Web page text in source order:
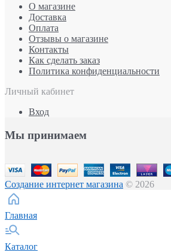
О магазине
Доставка
Оплата
Отзывы о магазине
Контакты
Как сделать заказ
Политика конфиденциальности
Личный кабинет
Вход
Мы принимаем
Создание интернет магазина © 2026
Главная
Каталог